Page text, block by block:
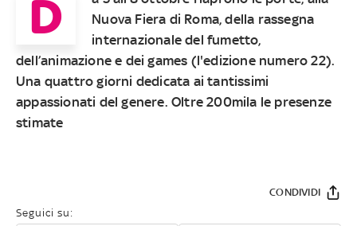
D
Nuova Fiera di Roma, della rassegna
internazionale del fumetto,
dell’animazione e dei games (l'edizione numero 22).
Una quattro giorni dedicata ai tantissimi
appassionati del genere. Oltre 200mila le presenze
stimate
Seguici su:
CONDIVIDI